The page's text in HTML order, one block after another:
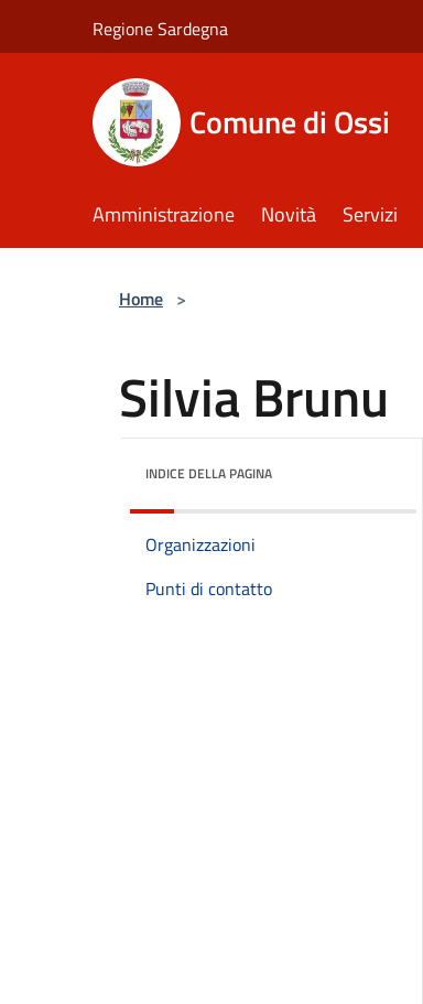
Regione Sardegna
Comune di Ossi
Amministrazione Novità Servizi
Home >
Silvia Brunu
INDICE DELLA PAGINA
Organizzazioni
Punti di contatto